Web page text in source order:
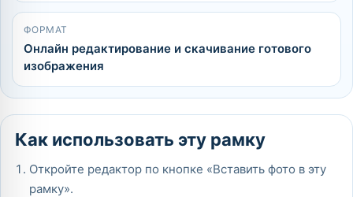
ФОРМАТ
Онлайн редактирование и скачивание готового
изображения
Как использовать эту рамку
Откройте редактор по кнопке «Вставить фото в эту
рамку».